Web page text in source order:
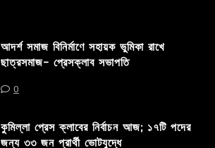
আদর্শ সমাজ বিনির্মাণে সহায়ক ভুমিকা রাখে
ছাত্রসমাজ- প্রেসক্লাব সভাপতি
0
কুমিল্লা প্রেস ক্লাবের নির্বাচন আজ; ১৭টি পদের
জন্য ৩৩ জন প্রার্থী ভোটযুদ্ধে